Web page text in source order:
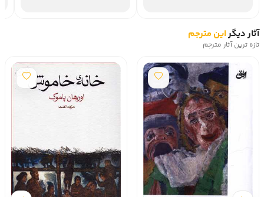
آثار دیگراین مترجم
تازه ترین آثار مترجم